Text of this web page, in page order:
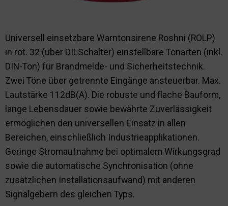
Universell einsetzbare Warntonsirene Roshni (ROLP)
in rot. 32 (über DILSchalter) einstellbare Tonarten (inkl.
DIN-Ton) für Brandmelde- und Sicherheitstechnik.
Zwei Töne über getrennte Eingänge ansteuerbar. Max.
Lautstärke 112dB(A). Die robuste und flache Bauform,
lange Lebensdauer sowie bewährte Zuverlässigkeit
ermöglichen den universellen Einsatz in allen
Bereichen, einschließlich Industrieapplikationen.
Geringe Stromaufnahme bei optimalem Wirkungsgrad
sowie die automatische Synchronisation (ohne
zusätzlichen Installationsaufwand) mit anderen
Signalgebern des gleichen Typs.